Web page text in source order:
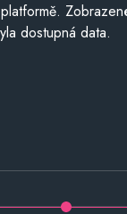
dostupná data.